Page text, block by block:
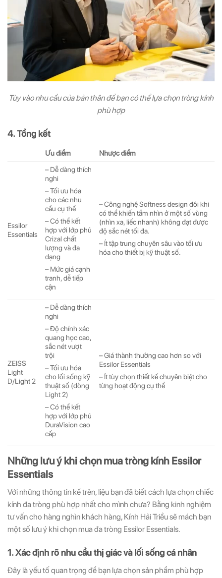
Tùy vào nhu cầu của bản thân để bạn có thể lựa chọn tròng kính
phù hợp
4. Tổng kết
Ưu điểm Nhược điểm
Essilor
Essentials
– Dễ dàng thích
nghi
– Tối ưu hóa
cho các nhu
cầu cụ thể
– Có thể kết
hợp với lớp phủ
Crizal chất
lượng và đa
dạng
– Mức giá cạnh
tranh, dễ tiếp
cận
– Công nghệ Softness design đôi khi
có thể khiến tầm nhìn ở một số vùng
(nhìn xa, liếc nhanh) không đạt được
độ sắc nét tối đa.
– Ít tập trung chuyên sâu vào tối ưu
hóa cho thiết bị kỹ thuật số.
ZEISS
Light
D/Light 2
– Dễ dàng thích
nghi
– Độ chính xác
quang học cao,
sắc nét vượt
trội
– Tối ưu hóa
cho lối sống kỹ
thuật số (dòng
Light 2)
– Có thể kết
hợp với lớp phủ
DuraVision cao
cấp
– Giá thành thường cao hơn so với
Essilor Essentials
– Ít tùy chọn thiết kế chuyên biệt cho
từng hoạt động cụ thể
Những lưu ý khi chọn mua tròng kính Essilor
Essentials
Với những thông tin kể trên, liệu bạn đã biết cách lựa chọn chiếc
kính đa tròng phù hợp nhất cho mình chưa? Bằng kinh nghiệm
tư vấn cho hàng nghìn khách hàng, Kính Hải Triều sẽ mách bạn
một số lưu ý khi chọn mua đa tròng Essilor Essentials.
1. Xác định rõ nhu cầu thị giác và lối sống cá nhân
Đây là yếu tố quan trọng để bạn lựa chọn sản phẩm phù hợp